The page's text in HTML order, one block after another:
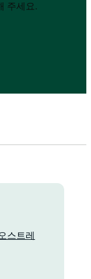
주세요.
스트레